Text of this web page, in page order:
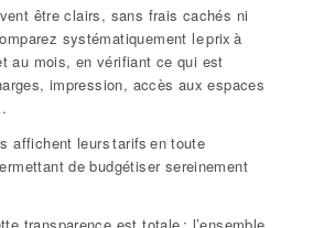
être clairs, sans frais cachés ni
systématiquement le prix à
au mois, en vérifiant ce qui est
impression, accès aux espaces
affichent leurs tarifs en toute
de budgétiser sereinement